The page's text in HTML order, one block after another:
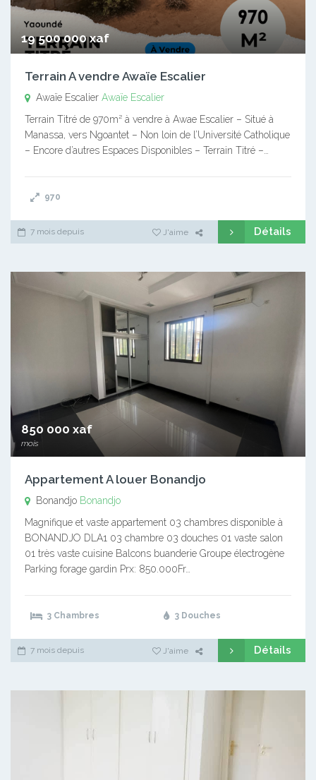
19 500 000 xaf
Terrain A vendre Awaïe Escalier
Awaïe Escalier Awaïe Escalier
Terrain Titré de 970m² à vendre à Awae Escalier – Situé à
Manassa, vers Ngoantet – Non loin de l’Université Catholique
– Encore d’autres Espaces Disponibles – Terrain Titré –…
970
7 mois depuis J'aime Détails
850 000 xaf
mois
Appartement A louer Bonandjo
Bonandjo Bonandjo
Magnifique et vaste appartement 03 chambres disponible à
BONANDJO DLA1 03 chambre 03 douches 01 vaste salon
01 très vaste cuisine Balcons buanderie Groupe électrogène
Parking forage gardin Prx: 850.000Fr…
3 Chambres 3 Douches
7 mois depuis J'aime Détails